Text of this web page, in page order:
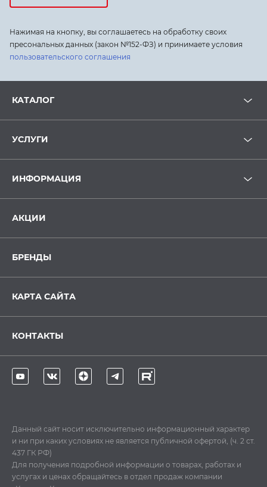
Нажимая на кнопку, вы соглашаетесь на обработку своих
пресональных данных (закон №152-ФЗ) и принимаете условия
пользовательского соглашения
КАТАЛОГ
УСЛУГИ
ИНФОРМАЦИЯ
АКЦИИ
БРЕНДЫ
КАРТА САЙТА
КОНТАКТЫ
Данный сайт носит исключительно информационный характер
и ни при каких условиях не является публичной офертой, (ч. 2 ст.
437 ГК РФ)
Для получения подробной информации о товарах, работах и
услугах и ценах обращайтесь в отдел продаж компании